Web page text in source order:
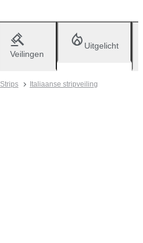
Veilingen
Uitgelicht
Strips Italiaanse stripveiling